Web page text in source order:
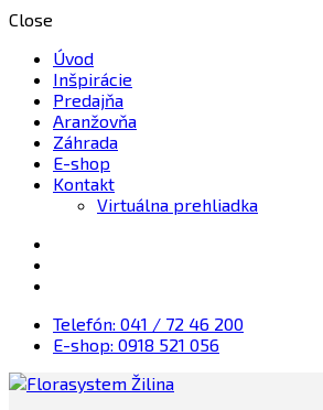
Close
Úvod
Inšpirácie
Predajňa
Aranžovňa
Záhrada
E-shop
Kontakt
Virtuálna prehliadka
Telefón: 041 / 72 46 200
E-shop: 0918 521 056